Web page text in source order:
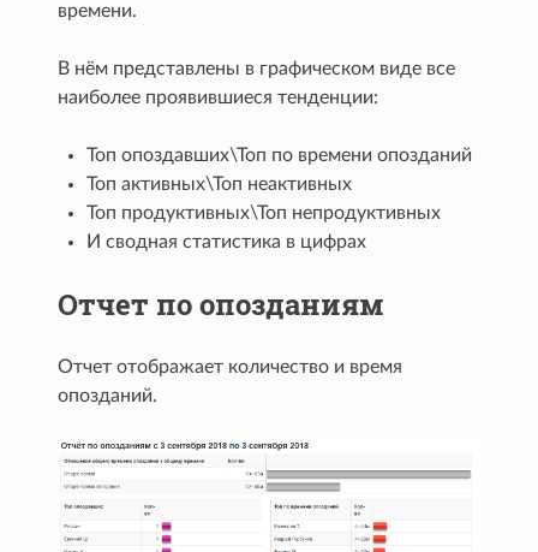
времени.
В нём представлены в графическом виде все
наиболее проявившиеся тенденции:
Топ опоздавших\Топ по времени опозданий
Топ активных\Топ неактивных
Топ продуктивных\Топ непродуктивных
И сводная статистика в цифрах
Отчет по опозданиям
Отчет отображает количество и время
опозданий.